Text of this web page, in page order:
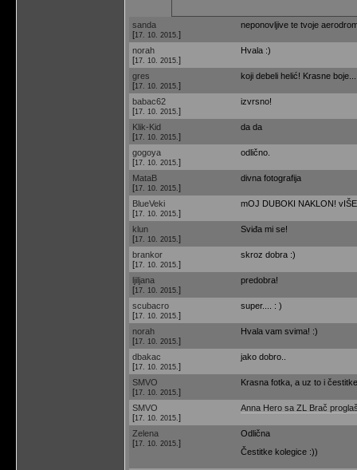
sanda
[17. 10. 2015. ]
neponovljive te tvoje
norah
[17. 10. 2015. ]
Hvala :)
gres
[17. 10. 2015. ]
koji debeli helić! Krasne
babac62
[17. 10. 2015. ]
izvrsno!
Klik-Kid
[17. 10. 2015. ]
da da
gogoya
[17. 10. 2015. ]
odlično.
MataB
[17. 10. 2015. ]
divna fotografija
BlueVeki
[17. 10. 2015. ]
mOJ DUBOKI NAKLON!
klun
[17. 10. 2015. ]
Sviđa mi se!
brankor
[17. 10. 2015. ]
skroz dobra :)
ljiljana
[17. 10. 2015. ]
predobra!
scubacro
[17. 10. 2015. ]
super.... : )
norah
[17. 10. 2015. ]
Hvala vam svima! :)
dbakac
[17. 10. 2015. ]
jako dobro..
SMVO
[17. 10. 2015. ]
Krasna fotka, a uz to i
SMVO
[17. 10. 2015. ]
Anna Hero sa ZL Brač
Zelena
[17. 10. 2015. ]
Odlična
Čestitke kolegice :))